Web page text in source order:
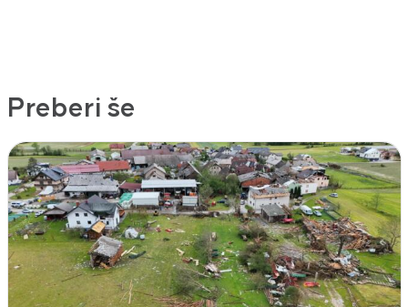
Preberi še